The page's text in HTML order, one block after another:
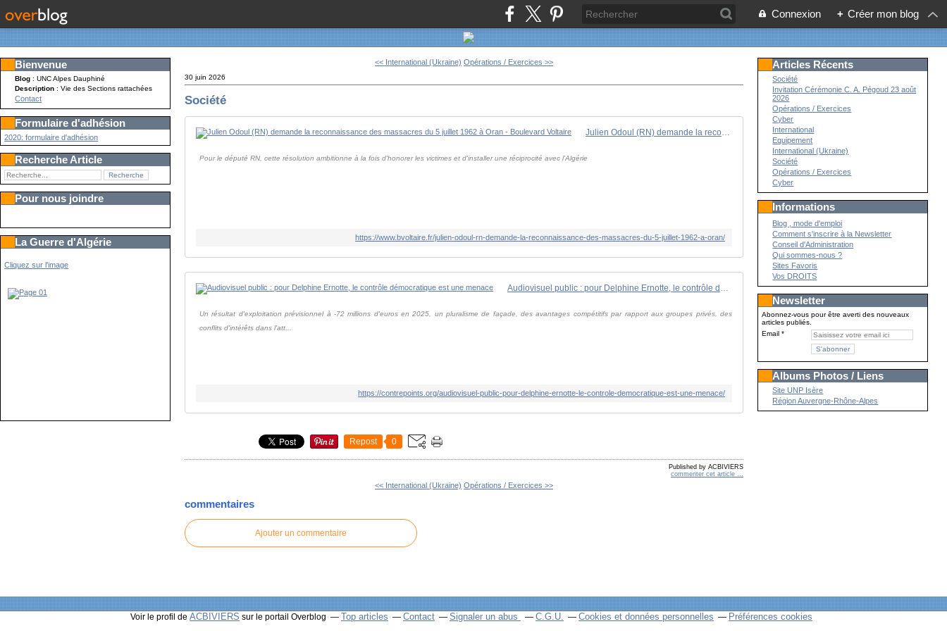
Connexion + Créer mon blog
Bienvenue
Blog : UNC Alpes Dauphiné
Description: Vie des Sections rattachées
Contact
Formulaire d'adhésion
2020: formulaire d'adhésion
Recherche Article
Pour nous joindre
La Guerre d'Algérie
Cliquez sur l'image
<< International (Ukraine) Opérations / Exercices >>
30 juin 2026
Société
Julien Odoul (RN) demande la reconnaissance des massacres du 5 juillet 1962 à Oran - Boulevard Voltaire
Pour le député RN, cette résolution ambitionne à la fois d'honorer les victimes et d'installer une réciprocité avec l'Algérie
https://www.bvoltaire.fr/julien-odoul-rn-demande-la-reconnaissance-des-massacres-du-5-juillet-1962-a-oran/
Audiovisuel public : pour Delphine Ernotte, le contrôle démocratique est une menace
Un résultat d'exploitation prévisionnel à -72 millions d'euros en 2025, un pluralisme de façade, des avantages compétitifs par rapport aux groupes privés, des
conflits d'intérêts dans l'att...
https://contrepoints.org/audiovisuel-public-pour-delphine-ernotte-le-controle-democratique-est-une-menace/
Repost 0
Published by ACBIVIERS
commenter cet article
<< International (Ukraine) Opérations / Exercices >>
commentaires
Ajouter un commentaire
Articles Récents
Société
Invitation Cérémonie C. A. Pégoud 23 août
2026
Opérations / Exercices
Cyber
International
Equipement
International (Ukraine)
Société
Opérations / Exercices
Cyber
Informations
Blog , mode d'emploi
Comment s'inscrire à la Newsletter
Conseil d'Administration
Qui sommes-nous ?
Sites Favoris
Vos DROITS
Newsletter
Abonnez-vous pour être averti des nouveaux
articles publiés.
Email
Albums Photos / Liens
Site UNP Isère
Région Auvergne-Rhône-Alpes
Voir le profil de ACBIVIERS sur le portail Overblog Top articles Contact Signaler un abus C.G.U. Cookies et données personnelles Préférences cookies